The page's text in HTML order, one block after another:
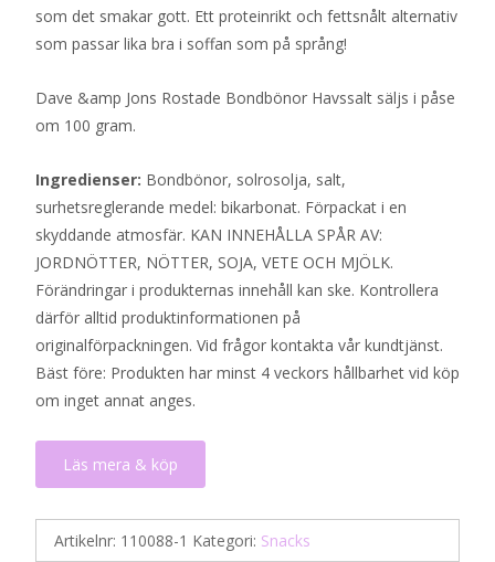
som det smakar gott. Ett proteinrikt och fettsnålt alternativ
som passar lika bra i soffan som på språng!
Dave &amp Jons Rostade Bondbönor Havssalt säljs i påse
om 100 gram.
Ingredienser: Bondbönor, solrosolja, salt,
surhetsreglerande medel: bikarbonat. Förpackat i en
skyddande atmosfär. KAN INNEHÅLLA SPÅR AV:
JORDNÖTTER, NÖTTER, SOJA, VETE OCH MJÖLK.
Förändringar i produkternas innehåll kan ske. Kontrollera
därför alltid produktinformationen på
originalförpackningen. Vid frågor kontakta vår kundtjänst.
Bäst före: Produkten har minst 4 veckors hållbarhet vid köp
om inget annat anges.
Läs mera & köp
Artikelnr: 110088-1 Kategori: Snacks